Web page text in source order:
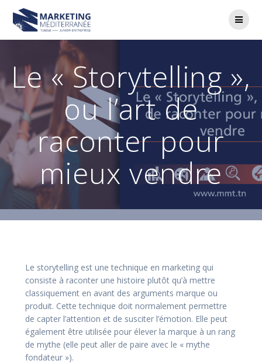
Le « Storytelling »,
ou l’art de
raconter pour
mieux vendre
Le storytelling est une technique en marketing qui
consiste à raconter une histoire plutôt qu’à mettre
classiquement en avant des arguments marque ou
produit. Cette technique doit normalement permettre
de capter l’attention et de susciter l’émotion. Elle peut
également être utilisée pour élever la marque à un rang
de mythe (elle peut aller de paire avec le « mythe
fondateur »).